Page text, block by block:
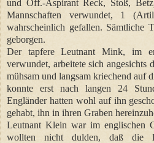
und Off.-Aspirant Reck, Stoß,
Mannschaften verwundet, 1
wahrscheinlich gefallen. Sämtliche
geborgen.
Der tapfere Leutnant Mink, im
verwundet, arbeitete sich angesichts
mühsam und langsam kriechend auf
konnte erst nach langen 24
Engländer hatten wohl auf ihn
gehabt, ihn in ihren Graben
Leutnant Klein war im englischen
wollten nicht dulden, daß die